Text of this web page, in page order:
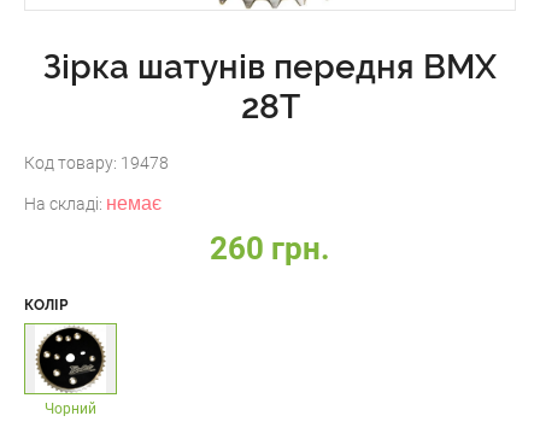
Зірка шатунів передня BMX
28Т
Код товару: 19478
На складі: немає
260 грн.
КОЛІР
Чорний